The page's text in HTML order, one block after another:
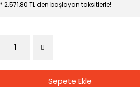
* 2.571,80 TL den başlayan taksitlerle!
Sepete Ekle